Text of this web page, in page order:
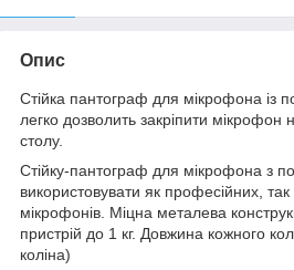
Опис
Стійка пантограф для мікрофона із
легко дозволить закріпити мікрофон
столу.
Стійку-пантограф для мікрофона з
використовувати як професійних, так
мікрофонів. Міцна металева
пристрій до 1 кг. Довжина кожного
коліна)